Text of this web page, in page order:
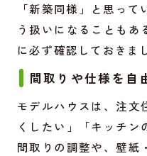
「新築同様」と思っ
う扱いになることもあ
に必ず確認しておきま
間取りや仕様を自
モデルハウスは、注文
くしたい」「キッチン
間取りの調整や、壁紙